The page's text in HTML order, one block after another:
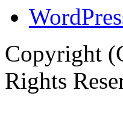
Copyright
Rights